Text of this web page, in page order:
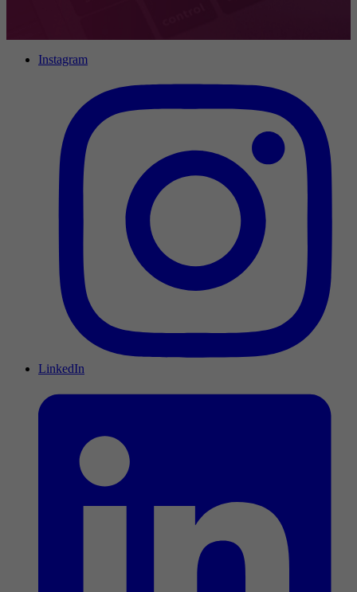
Instagram
LinkedIn